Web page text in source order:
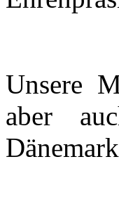
Unsere
aber